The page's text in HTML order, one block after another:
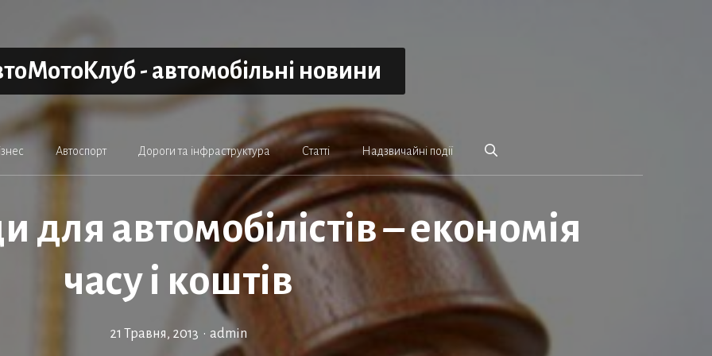
- автомобільні новини
Автоспорт Дороги та інфраструктура Статті Надзвичайні події
для автомобілістів – економія
часу і коштів
21 Травня, 2013 • admin